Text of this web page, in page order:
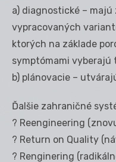
a) diagnostické –
vypracovaných
ktorých na základe
symptómami vyberajú
b) plánovacie –
Ďalšie zahraničné
? Reengineering
? Return on Quality
? Renginering